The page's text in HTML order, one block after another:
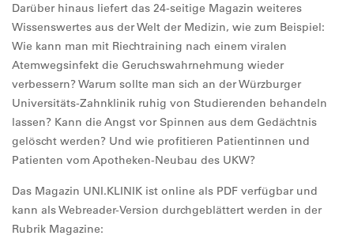
Darüber hinaus liefert das 24-seitige Magazin weiteres
Wissenswertes aus der Welt der Medizin, wie zum Beispiel:
Wie kann man mit Riechtraining nach einem viralen
Atemwegsinfekt die Geruchswahrnehmung wieder
verbessern? Warum sollte man sich an der Würzburger
Universitäts-Zahnklinik ruhig von Studierenden behandeln
lassen? Kann die Angst vor Spinnen aus dem Gedächtnis
gelöscht werden? Und wie profitieren Patientinnen und
Patienten vom Apotheken-Neubau des UKW?
Das Magazin UNI.KLINIK ist online als PDF verfügbar und
kann als Webreader-Version durchgeblättert werden in der
Rubrik Magazine: